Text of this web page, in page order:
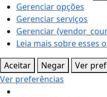
Gerenciar opções
Gerenciar serviços
Gerenciar
Leia mais sobre esses
Aceitar
Negar Ver
Ver preferências